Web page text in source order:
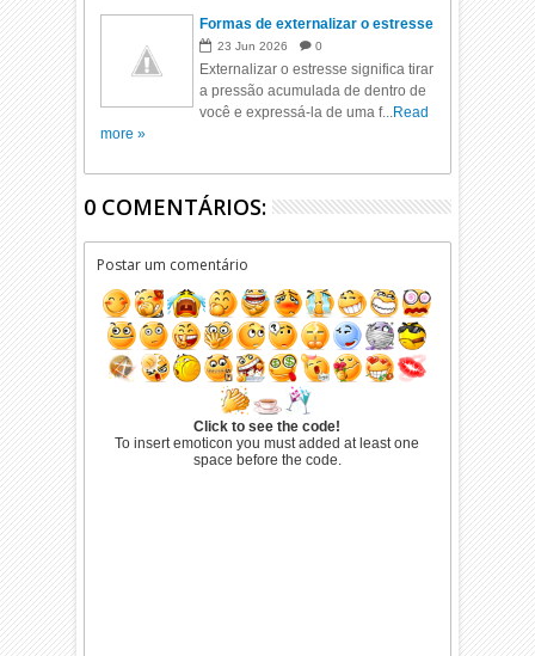
Formas de externalizar o estresse
23 Jun 2026 0
Externalizar o estresse significa tirar
a pressão acumulada de dentro de
você e expressá-la de uma f...Read
more »
0 COMENTÁRIOS:
Postar um comentário
Click to see the code!
To insert emoticon you must added at least one
space before the code.